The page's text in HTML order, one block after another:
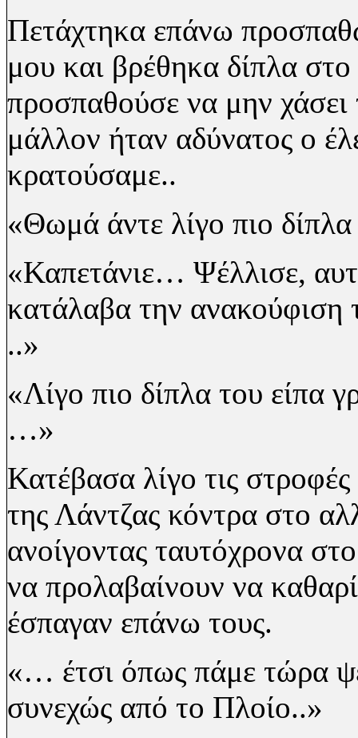
Πετάχτηκα επάνω
μου και βρέθηκα δίπλα
προσπαθούσε να μην
μάλλον ήταν αδύνατος ο
κρατούσαμε..
«Θωμά άντε λίγο πιο
«Καπετάνιε… Ψέλλισε,
κατάλαβα την ανακούφιση
..»
«Λίγο πιο δίπλα του είπα
…»
Κατέβασα λίγο τις
της Λάντζας κόντρα στο
ανοίγοντας ταυτόχρονα
να προλαβαίνουν να
έσπαγαν επάνω τους.
«… έτσι όπως πάμε τώρα
συνεχώς από το Πλοίο..»